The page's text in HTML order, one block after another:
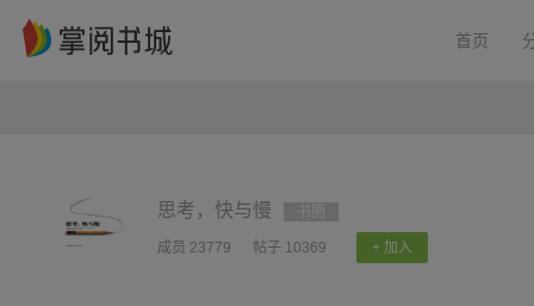
首页
思考，快与慢
成员 23779 帖子 10369 + 加入